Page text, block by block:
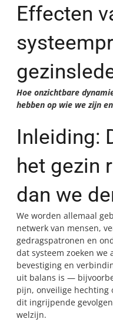
Effecten
Hoe onzichtbare
hebben op wie we zijn
Inleiding:
het gezin
dan we
We worden allemaal
netwerk van mensen,
gedragspatronen en
dat systeem zoeken
bevestiging en
uit balans is —
pijn, onveilige
dit ingrijpende
welzijn.